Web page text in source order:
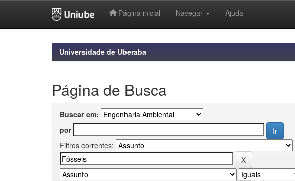
Página inicial Navegar Ajuda
Universidade de Uberaba
Página de Busca
Buscar em:
por
Filtros correntes: